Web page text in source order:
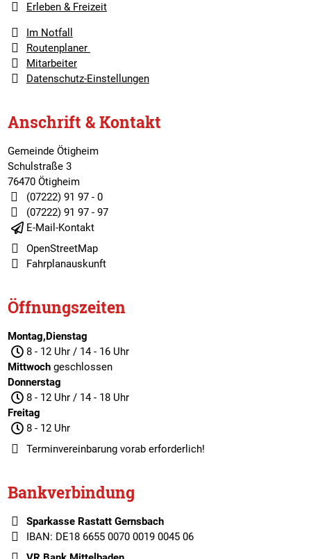
Erleben & Freizeit
Im Notfall
Routenplaner
Mitarbeiter
Datenschutz-Einstellungen
Anschrift & Kontakt
Gemeinde Ötigheim
Schulstraße 3
76470 Ötigheim
(07222) 91 97 - 0
(07222) 91 97 - 97
E-Mail-Kontakt
OpenStreetMap
Fahrplanauskunft
Öffnungszeiten
Montag,Dienstag
8 - 12 Uhr / 14 - 16 Uhr
Mittwochgeschlossen
Donnerstag
8 - 12 Uhr / 14 - 18 Uhr
Freitag
8 - 12 Uhr
Terminvereinbarungvorab erforderlich!
Bankverbindung
Sparkasse Rastatt Gernsbach
IBAN: DE18 6655 0070 0019 0045 06